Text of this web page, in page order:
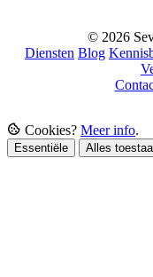
© 2026
Diensten Blog
Cookies? Meer info.
Essentiële Alles